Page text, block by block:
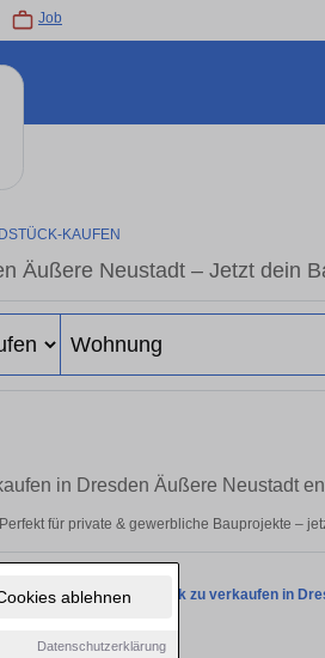
ablehnen
Datenschutzerklärung
Job
KAUFEN
Äußere Neustadt – Jetzt dein
in Dresden Äußere Neustadt
für private & gewerbliche Bauprojekte –
Grundstück zu verkaufen in